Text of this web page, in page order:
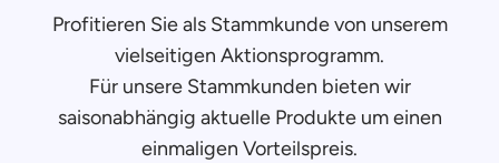
Profitieren Sie als Stammkunde von unserem
vielseitigen Aktionsprogramm.
Für unsere Stammkunden bieten wir
saisonabhängig aktuelle Produkte um einen
einmaligen Vorteilspreis.